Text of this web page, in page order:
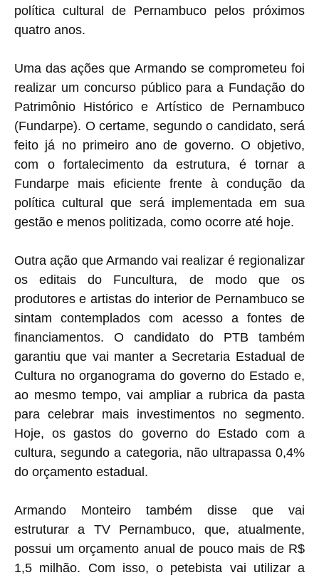
política cultural de Pernambuco pelos próximos
quatro anos.
Uma das ações que Armando se comprometeu foi
realizar um concurso público para a Fundação do
Patrimônio Histórico e Artístico de Pernambuco
(Fundarpe). O certame, segundo o candidato, será
feito já no primeiro ano de governo. O objetivo,
com o fortalecimento da estrutura, é tornar a
Fundarpe mais eficiente frente à condução da
política cultural que será implementada em sua
gestão e menos politizada, como ocorre até hoje.
Outra ação que Armando vai realizar é regionalizar
os editais do Funcultura, de modo que os
produtores e artistas do interior de Pernambuco se
sintam contemplados com acesso a fontes de
financiamentos. O candidato do PTB também
garantiu que vai manter a Secretaria Estadual de
Cultura no organograma do governo do Estado e,
ao mesmo tempo, vai ampliar a rubrica da pasta
para celebrar mais investimentos no segmento.
Hoje, os gastos do governo do Estado com a
cultura, segundo a categoria, não ultrapassa 0,4%
do orçamento estadual.
Armando Monteiro também disse que vai
estruturar a TV Pernambuco, que, atualmente,
possui um orçamento anual de pouco mais de R$
1,5 milhão. Com isso, o petebista vai utilizar a